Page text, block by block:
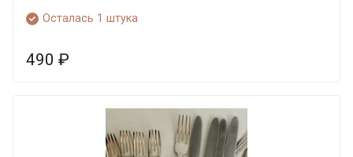
Осталась 1 штука
490 ₽